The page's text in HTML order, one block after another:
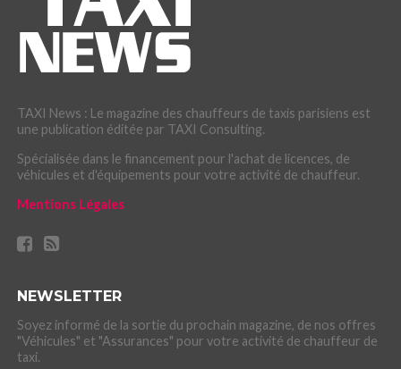
TAXI News : Le magazine des chauffeurs de taxis parisiens est
une publication éditée par TAXI Consulting.
Spécialisée dans le financement pour l'achat de licences, de
véhicules et d'équipements pour votre activité de chauffeur.
Mentions Légales
NEWSLETTER
Soyez informé de la sortie du prochain magazine, de nos offres
"Véhicules" et "Assurances" pour votre activité de chauffeur de
taxi.